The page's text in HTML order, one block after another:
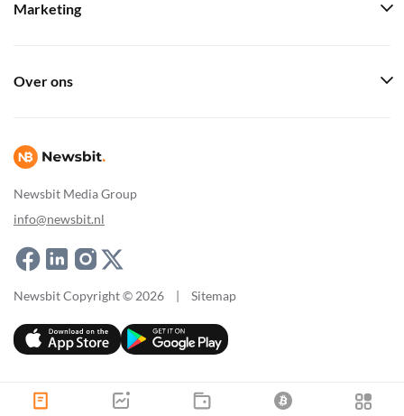
Newsbit Media Group
info@newsbit.nl
Marketing
Over ons
Newsbit Copyright © 2026 | Sitemap